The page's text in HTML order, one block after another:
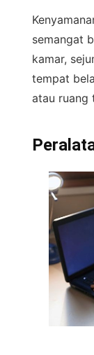
semangat
kamar,
tempat
atau ruang